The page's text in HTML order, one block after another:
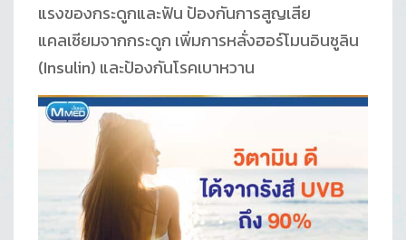
แรงของกระดูกและฟัน ป้องกันการสูญเสีย
แคลเซียมจากกระดูก เพิ่มการหลั่งฮอร์โมนอินซูลิน
(Insulin) และป้องกันโรคเบาหวาน